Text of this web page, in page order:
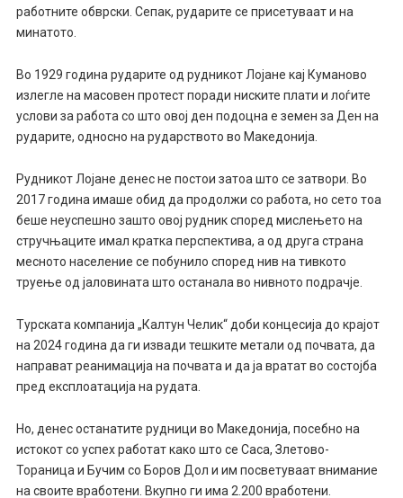
работните обврски. Сепак, рударите се присетуваат и на
минатото.
Во 1929 година рударите од рудникот Лојане кај Куманово
излегле на масовен протест поради ниските плати и лоѓите
услови за работа со што овој ден подоцна е земен за Ден на
рударите, односно на рударството во Македонија.
Рудникот Лојане денес не постои затоа што се затвори. Во
2017 година имаше обид да продолжи со работа, но сето тоа
беше неуспешно зашто овој рудник според мислењето на
стручњаците имал кратка перспектива, а од друга страна
месното население се побунило според нив на тивкото
труење од јаловината што останала во нивното подрачје.
Турската компанија „Калтун Челик“ доби концесија до крајот
на 2024 година да ги извади тешките метали од почвата, да
направат реанимација на почвата и да ја вратат во состојба
пред експлоатација на рудата.
Но, денес останатите рудници во Македонија, посебно на
истокот со успех работат како што се Саса, Злетово-
Тораница и Бучим со Боров Дол и им посветуваат внимание
на своите вработени. Вкупно ги има 2.200 вработени.